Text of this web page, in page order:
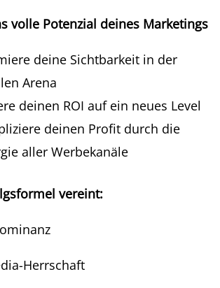
volle Potenzial deines Marketings
deine Sichtbarkeit in der
Arena
deinen ROI auf ein neues Level
deinen Profit durch die
aller Werbekanäle
vereint:
Herrschaft